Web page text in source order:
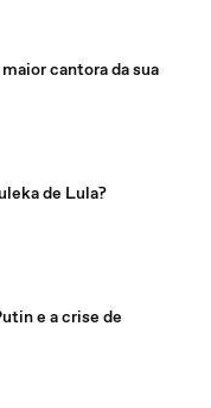
cantora da sua
de Lula?
e a crise de